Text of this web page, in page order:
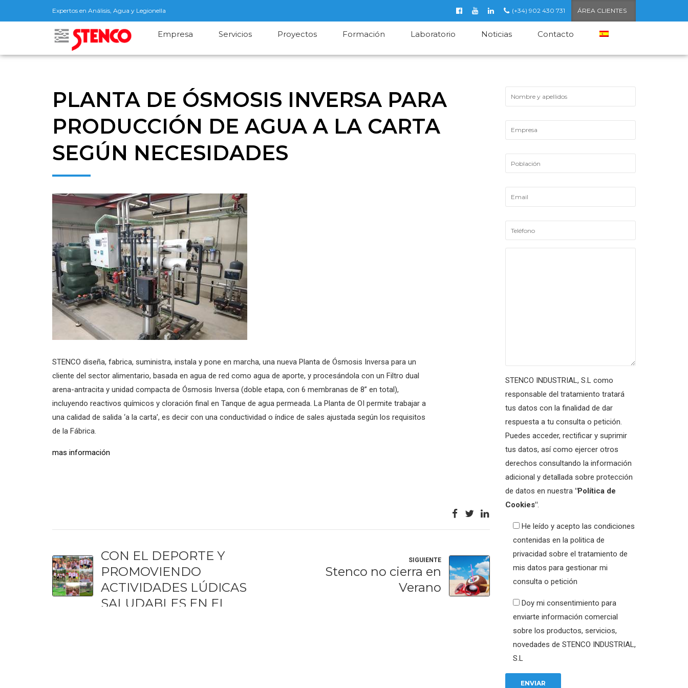
Expertos en Análisis, Agua y Legionella (+34) 902 430 731 ÁREA CLIENTES
Empresa Servicios Proyectos Formación Laboratorio Noticias Contacto
PLANTA DE ÓSMOSIS INVERSA PARA
PRODUCCIÓN DE AGUA A LA CARTA
SEGÚN NECESIDADES
STENCO diseña, fabrica, suministra, instala y pone en marcha, una nueva Planta de Ósmosis Inversa para un
cliente del sector alimentario, basada en agua de red como agua de aporte, y procesándola con un Filtro dual
arena-antracita y unidad compacta de Ósmosis Inversa (doble etapa, con 6 membranas de 8” en total),
incluyendo reactivos químicos y cloración final en Tanque de agua permeada. La Planta de OI permite trabajar a
una calidad de salida ‘a la carta’, es decir con una conductividad o índice de sales ajustada según los requisitos
de la Fábrica.
mas información
ANTERIOR
CON EL DEPORTE Y
PROMOVIENDO
ACTIVIDADES LÚDICAS
SALUDABLES EN EL
SIGUIENTE
Stenco no cierra en
Verano
STENCO INDUSTRIAL, S.L como
responsable del tratamiento tratará
tus datos con la finalidad de dar
respuesta a tu consulta o petición.
Puedes acceder, rectificar y suprimir
tus datos, así como ejercer otros
derechos consultando la información
adicional y detallada sobre protección
de datos en nuestra "Política de
Cookies".
He leído y acepto las condiciones
contenidas en la politica de
privacidad sobre el tratamiento de
mis datos para gestionar mi
consulta o petición
Doy mi consentimiento para
enviarte información comercial
sobre los productos, servicios,
novedades de STENCO INDUSTRIAL,
S.L